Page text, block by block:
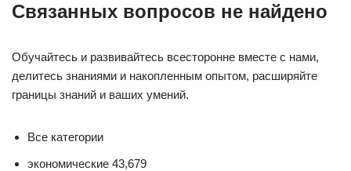
Связанных вопросов не найдено
Обучайтесь и развивайтесь всесторонне вместе с нами,
делитесь знаниями и накопленным опытом, расширяйте
границы знаний и ваших умений.
Все категории
экономические 43,679